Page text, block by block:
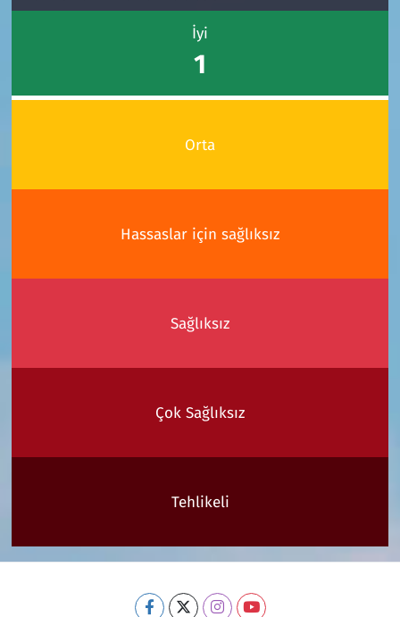
İyi
1
Orta
Hassaslar için sağlıksız
Sağlıksız
Çok Sağlıksız
Tehlikeli